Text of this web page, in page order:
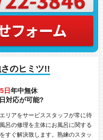
のヒミツ!!
日年中無休
対応が可能?
リアをサービススタッフが常に待
呂の修理を主体にお風呂に関する
すぐ解決致します。熟練のスタッ